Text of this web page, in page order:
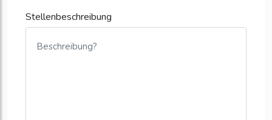
Stellenbeschreibung